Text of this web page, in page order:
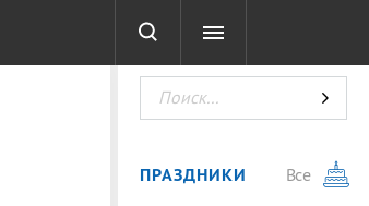
ТЕСТЫ
ПРАЗДНИКИ
Все